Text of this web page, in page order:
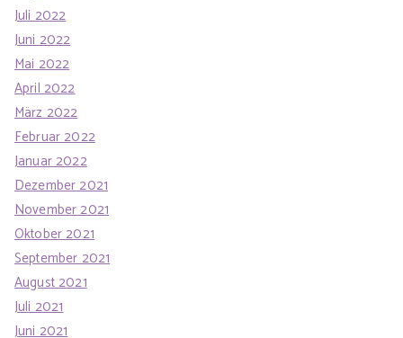
Juli 2022
Juni 2022
Mai 2022
April 2022
März 2022
Februar 2022
Januar 2022
Dezember 2021
November 2021
Oktober 2021
September 2021
August 2021
Juli 2021
Juni 2021